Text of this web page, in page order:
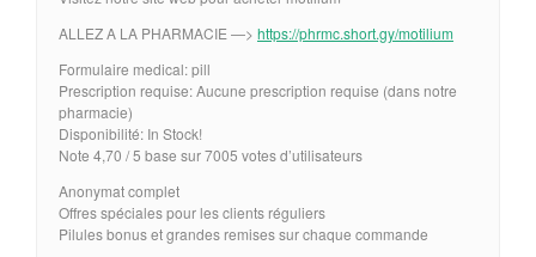
ALLEZ A LA PHARMACIE —> https://phrmc.short.gy/motilium
Formulaire medical: pill
Prescription requise: Aucune prescription requise (dans notre
pharmacie)
Disponibilité: In Stock!
Note 4,70 / 5 base sur 7005 votes d’utilisateurs
Anonymat complet
Offres spéciales pour les clients réguliers
Pilules bonus et grandes remises sur chaque commande